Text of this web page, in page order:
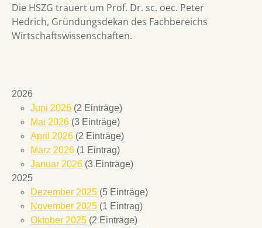
Die HSZG trauert um Prof. Dr. sc. oec. Peter
Hedrich, Gründungsdekan des Fachbereichs
Wirtschaftswissenschaften.
2026
Juni 2026 (2 Einträge)
Mai 2026 (3 Einträge)
April 2026 (2 Einträge)
März 2026 (1 Eintrag)
Januar 2026 (3 Einträge)
2025
Dezember 2025 (5 Einträge)
November 2025 (1 Eintrag)
Oktober 2025 (2 Einträge)